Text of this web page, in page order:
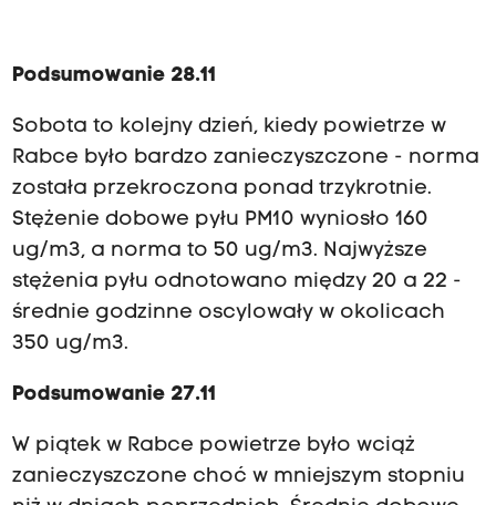
Podsumowanie 28.11
Sobota to kolejny dzień, kiedy powietrze w
Rabce było bardzo zanieczyszczone - norma
została przekroczona ponad trzykrotnie.
Stężenie dobowe pyłu PM10 wyniosło 160
ug/m3, a norma to 50 ug/m3. Najwyższe
stężenia pyłu odnotowano między 20 a 22 -
średnie godzinne oscylowały w okolicach
350 ug/m3.
Podsumowanie 27.11
W piątek w Rabce powietrze było wciąż
zanieczyszczone choć w mniejszym stopniu